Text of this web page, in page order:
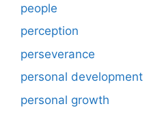
people
perception
perseverance
personal development
personal growth